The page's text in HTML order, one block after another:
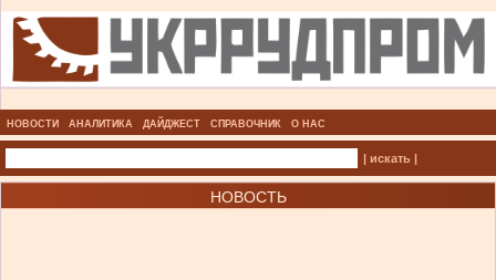
НОВОСТИ АНАЛИТИКА ДАЙДЖЕСТ СПРАВОЧНИК О НАС
| искать |
НОВОСТЬ